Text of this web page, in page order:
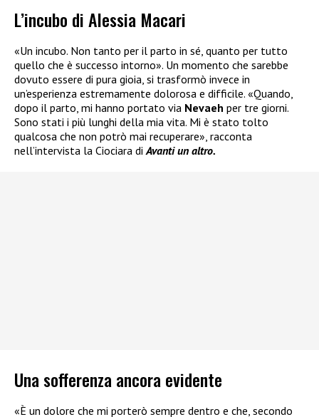
L’incubo di Alessia Macari
«Un incubo. Non tanto per il parto in sé, quanto per tutto
quello che è successo intorno». Un momento che sarebbe
dovuto essere di pura gioia, si trasformò invece in
un’esperienza estremamente dolorosa e difficile. «Quando,
dopo il parto, mi hanno portato via Nevaeh per tre giorni.
Sono stati i più lunghi della mia vita. Mi è stato tolto
qualcosa che non potrò mai recuperare», racconta
nell’intervista la Ciociara diAvanti un altro.
Una sofferenza ancora evidente
«È un dolore che mi porterò sempre dentro e che, secondo